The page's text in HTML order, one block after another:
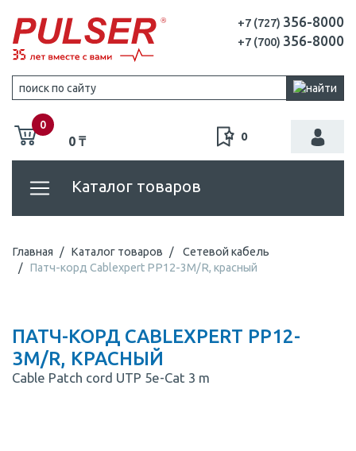
+7 (727) 356-8000
+7 (700) 356-8000
0
0 ₸ 0
Каталог товаров
Главная Каталог товаров
Сетевой кабель
Патч-корд Cablexpert PP12-3M/R, красный
ПАТЧ-КОРД CABLEXPERT PP12-
3M/R, КРАСНЫЙ
Cable Patch cord UTP 5e-Cat 3 m